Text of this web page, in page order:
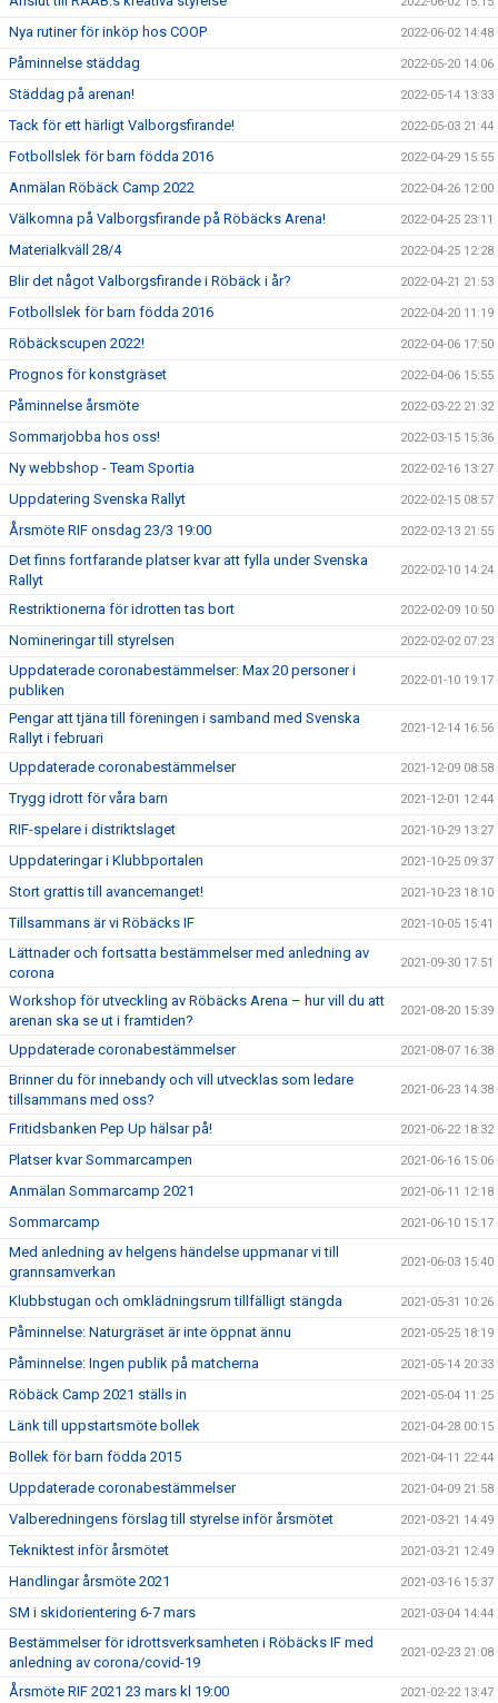
Nya rutiner för inköp hos COOP 2022-06-02 14:48
Påminnelse städdag 2022-05-20 14:06
Städdag på arenan! 2022-05-14 13:33
Tack för ett härligt Valborgsfirande! 2022-05-03 21:44
Fotbollslek för barn födda 2016 2022-04-29 15:55
Anmälan Röbäck Camp 2022 2022-04-26 12:00
Välkomna på Valborgsfirande på Röbäcks Arena! 2022-04-25 23:11
Materialkväll 28/4 2022-04-25 12:28
Blir det något Valborgsfirande i Röbäck i år? 2022-04-21 21:53
Fotbollslek för barn födda 2016 2022-04-20 11:19
Röbäckscupen 2022! 2022-04-06 17:50
Prognos för konstgräset 2022-04-06 15:55
Påminnelse årsmöte 2022-03-22 21:32
Sommarjobba hos oss! 2022-03-15 15:36
Ny webbshop - Team Sportia 2022-02-16 13:27
Uppdatering Svenska Rallyt 2022-02-15 08:57
Årsmöte RIF onsdag 23/3 19:00 2022-02-13 21:55
Det finns fortfarande platser kvar att fylla under Svenska
Rallyt
2022-02-10 14:24
Restriktionerna för idrotten tas bort 2022-02-09 10:50
Nomineringar till styrelsen 2022-02-02 07:23
Uppdaterade coronabestämmelser: Max 20 personer i
publiken
2022-01-10 19:17
Pengar att tjäna till föreningen i samband med Svenska
Rallyt i februari
2021-12-14 16:56
Uppdaterade coronabestämmelser 2021-12-09 08:58
Trygg idrott för våra barn 2021-12-01 12:44
RIF-spelare i distriktslaget 2021-10-29 13:27
Uppdateringar i Klubbportalen 2021-10-25 09:37
Stort grattis till avancemanget! 2021-10-23 18:10
Tillsammans är vi Röbäcks IF 2021-10-05 15:41
Lättnader och fortsatta bestämmelser med anledning av
corona
2021-09-30 17:51
Workshop för utveckling av Röbäcks Arena – hur vill du att
arenan ska se ut i framtiden?
2021-08-20 15:39
Uppdaterade coronabestämmelser 2021-08-07 16:38
Brinner du för innebandy och vill utvecklas som ledare
tillsammans med oss?
2021-06-23 14:38
Fritidsbanken Pep Up hälsar på! 2021-06-22 18:32
Platser kvar Sommarcampen 2021-06-16 15:06
Anmälan Sommarcamp 2021 2021-06-11 12:18
Sommarcamp 2021-06-10 15:17
Med anledning av helgens händelse uppmanar vi till
grannsamverkan
2021-06-03 15:40
Klubbstugan och omklädningsrum tillfälligt stängda 2021-05-31 10:26
Påminnelse: Naturgräset är inte öppnat ännu 2021-05-25 18:19
Påminnelse: Ingen publik på matcherna 2021-05-14 20:33
Röbäck Camp 2021 ställs in 2021-05-04 11:25
Länk till uppstartsmöte bollek 2021-04-28 00:15
Bollek för barn födda 2015 2021-04-11 22:44
Uppdaterade coronabestämmelser 2021-04-09 21:58
Valberedningens förslag till styrelse inför årsmötet 2021-03-21 14:49
Tekniktest inför årsmötet 2021-03-21 12:49
Handlingar årsmöte 2021 2021-03-16 15:37
SM i skidorientering 6-7 mars 2021-03-04 14:44
Bestämmelser för idrottsverksamheten i Röbäcks IF med
anledning av corona/covid-19
2021-02-23 21:08
Årsmöte RIF 2021 23 mars kl 19:00 2021-02-22 13:47